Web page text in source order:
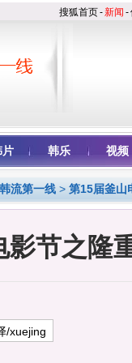
搜狐首页-新闻 -
片 韩乐 视频
流第一线 > 第15届釜山
影节之隆
/xuejing